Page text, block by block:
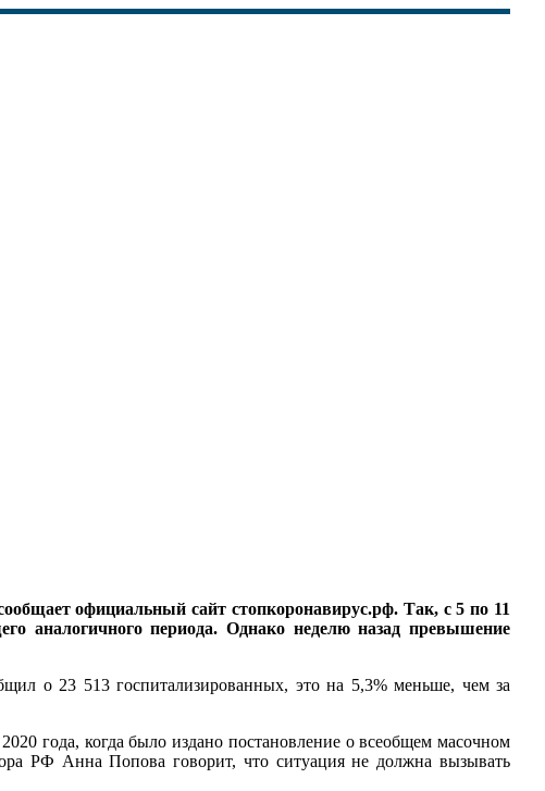
«ВЕСТИ»)
официальный сайт стопкоронавирус.рф. Так, с 5 по 11
аналогичного периода. Однако неделю назад превышение
о 23 513 госпитализированных, это на 5,3% меньше, чем за
года, когда было издано постановление о всеобщем масочном
РФ Анна Попова говорит, что ситуация не должна вызывать